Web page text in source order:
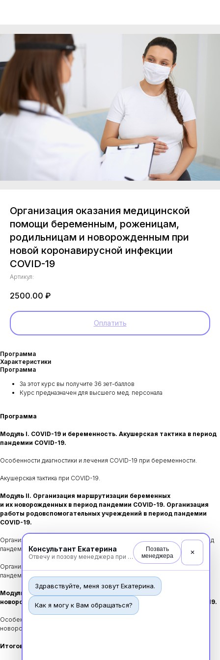
Консультант Екатерина
Отвечу и позову менеджера при необходимости
Позвать
менеджера
✕
Здравствуйте, меня зовут Екатерина.
Как я могу к Вам обращаться?
Организация оказания медицинской
помощи беременным, роженицам,
родильницам и новорожденным при
новой коронавирусной инфекции
COVID-19
Артикул:
2500.00 ₽
Оплатить
Программа
Характеристики
Программа
За этот курс вы получите 36 зет-баллов
Курс предназначен для высшего мед. персонала
Программа
Модуль I. COVID-19 и беременность. Акушерская тактика в период
пандемии COVID-19.
Особенности диагностики и лечения COVID-19 при беременности.
Акушерская тактика при COVID-19.
Модуль II. Организация маршрутизации беременных
и их новорожденных в период пандемии COVID-19. Организация
работы родовспомогательных учреждений в период пандемии
COVID-19.
Организация маршрутизации беременных и их новорожденных в период
пандемии COVID-19.
Организация работы родовспомогательных учреждений в период
пандемии COVID-19.
Модуль III. Организация мероприятий по оказанию помощи
новорожденным в условиях распространения инфекции COVID-19.
Особенности Организация мероприятий по оказанию помощи
новорожденным в условиях распространения инфекции COVID-19.
Итоговая аттестация